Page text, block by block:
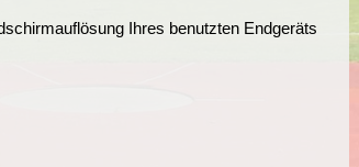
Ihres benutzten Endgeräts